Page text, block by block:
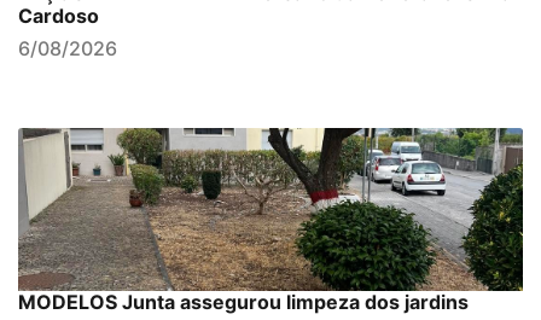
Cardoso
6/08/2026
MODELOS Junta assegurou limpeza dos jardins